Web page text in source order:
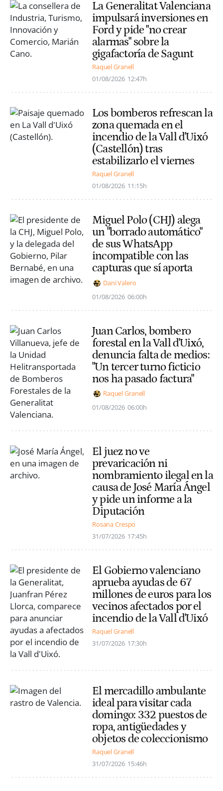
La Generalitat Valenciana
impulsará inversiones en
Ford y pide "no crear
alarmas" sobre la
gigafactoría de Sagunt
Raquel Granell
01/08/2026 12:47h
Los bomberos refrescan la
zona quemada en el
incendio de la Vall d'Uixó
(Castellón) tras
estabilizarlo el viernes
Raquel Granell
01/08/2026 11:15h
Miguel Polo (CHJ) alega
un "borrado automático"
de sus WhatsApp
incompatible con las
capturas que sí aporta
Dani Valero
01/08/2026 06:00h
Juan Carlos, bombero
forestal en la Vall d'Uixó,
denuncia falta de medios:
"Un tercer turno ficticio
nos ha pasado factura"
Raquel Granell
01/08/2026 06:00h
El juez no ve
prevaricación ni
nombramiento ilegal en la
causa de José María Ángel
y pide un informe a la
Diputación
Rosana Crespo
31/07/2026 17:45h
El Gobierno valenciano
aprueba ayudas de 67
millones de euros para los
vecinos afectados por el
incendio de la Vall d'Uixó
Raquel Granell
31/07/2026 17:30h
El mercadillo ambulante
ideal para visitar cada
domingo: 332 puestos de
ropa, antigüedades y
objetos de coleccionismo
Raquel Granell
31/07/2026 15:46h